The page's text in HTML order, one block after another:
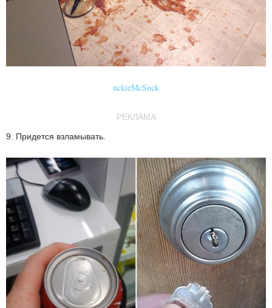
uckieMcSuck
РЕКЛАМА
9. Придется взламывать.